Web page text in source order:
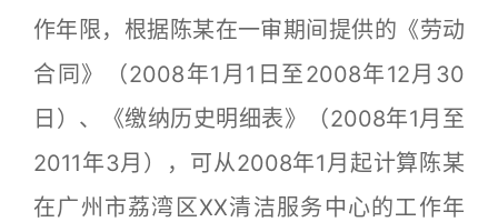
作年限，根据陈某在一审期间提供的《劳动
合同》（2008年1月1日至2008年12月30
日）、《缴纳历史明细表》（2008年1月至
2011年3月），可从2008年1月起计算陈某
在广州市荔湾区XX清洁服务中心的工作年